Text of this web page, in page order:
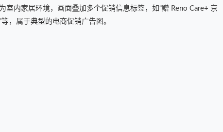
室内家居环境，画面叠加多个促销信息标签，如“赠 Reno Care+ 京
，属于典型的电商促销广告图。